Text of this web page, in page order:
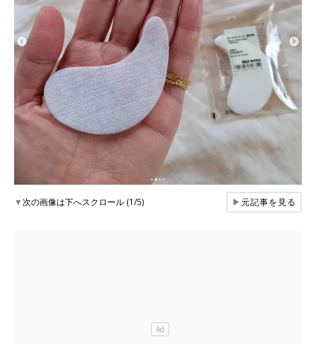
▼次の画像は下へスクロール (1/5) ▶元記事を見る